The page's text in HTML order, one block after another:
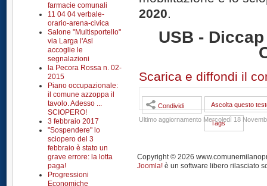
farmacie comunali
11 04 04 verbale-
orario-arena-civica
Salone "Multisportello"
via Larga l'Asl
accoglie le
segnalazioni
la Pecora Rossa n. 02-
2015
Piano occupazionale:
il comune azzoppa il
tavolo. Adesso ...
SCIOPERO!
3 febbraio 2017
"Sospendere" lo
sciopero del 3
febbraio è stato un
grave errore: la lotta
paga!
Progressioni
Economiche
2020.
USB -
Scarica e diffondi il
Condividi Ascolta questo
Tags
Ultimo aggiornamento Mercoledì 18
Copyright © 2026
Joomla! è un software libero rilasciato